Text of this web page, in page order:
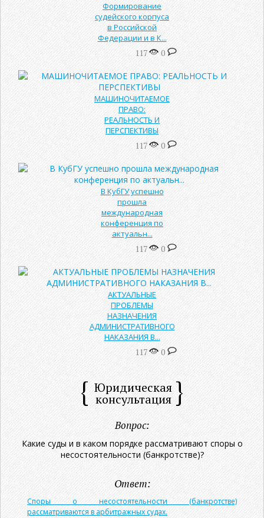
Формирование
судейского корпуса
в Российской
Федерации и в К...
117 0
МАШИНОЧИТАЕМОЕ
ПРАВО:
РЕАЛЬНОСТЬ И
ПЕРСПЕКТИВЫ
117 0
В КубГУ успешно
прошла
международная
конференция по
актуальн...
117 0
АКТУАЛЬНЫЕ
ПРОБЛЕМЫ
НАЗНАЧЕНИЯ
АДМИНИСТРАТИВНОГО
НАКАЗАНИЯ В...
117 0
Юридическая
консультация
Вопрос:
Какие суды и в каком порядке рассматривают споры о
несостоятельности (банкротстве)?
Ответ:
Споры о несостоятельности (банкротстве)
рассматриваются в арбитражных судах.